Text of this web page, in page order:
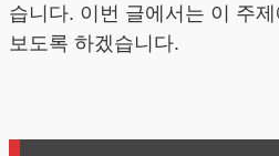
습니다. 이번 글에서는 이 주
보도록 하겠습니다.